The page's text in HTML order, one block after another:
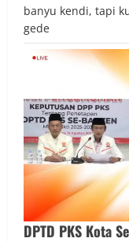
banyu kendi, tapi
gede
DPTD PKS Kota